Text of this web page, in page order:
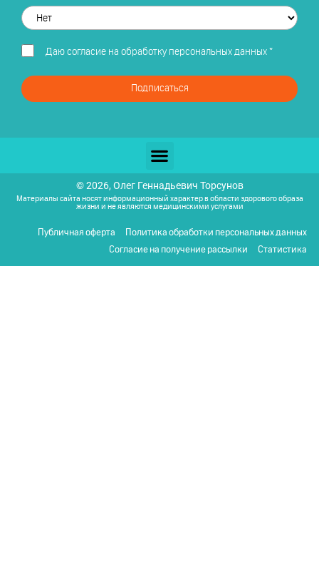
Даю согласие на обработку персональных данных*
Подписаться
© 2026, Олег Геннадьевич Торсунов
Материалы сайта носят информационный характер в области здорового образа
жизни и не являются медицинскими услугами
Публичная оферта
Политика обработки персональных данных
Согласие на получение рассылки
Статистика